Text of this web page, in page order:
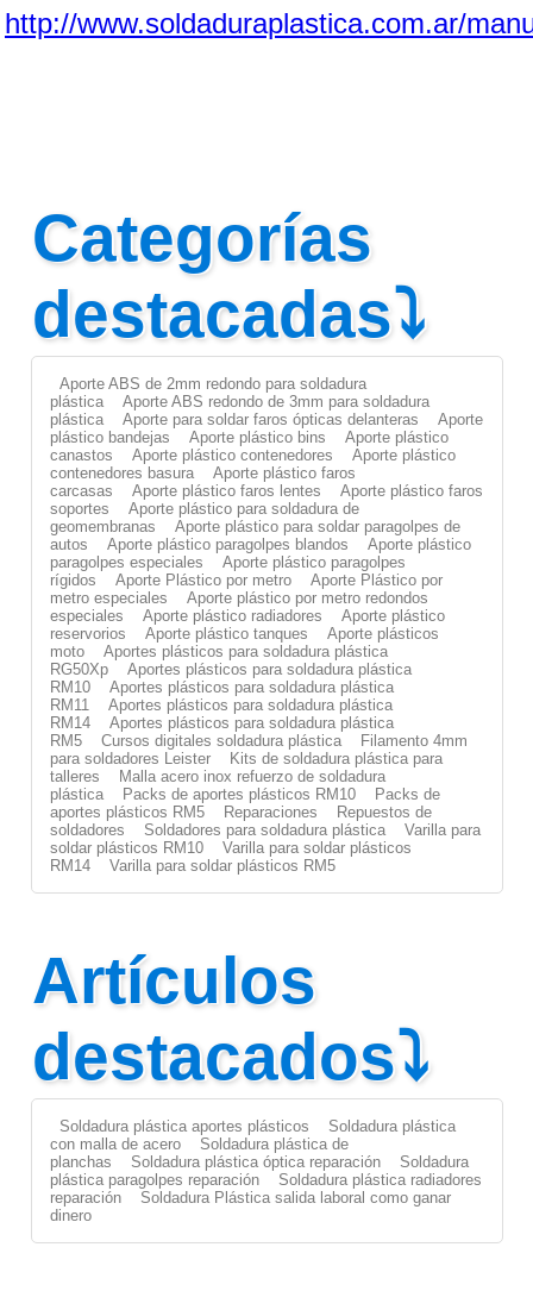
http://www.soldaduraplastica.com.ar/
Categorías
destacadas⤵
Aporte ABS de 2mm redondo para soldadura
plástica
Aporte ABS redondo de 3mm para soldadura
plástica
Aporte para soldar faros ópticas delanteras
Aporte
plástico bandejas
Aporte plástico bins
Aporte plástico
canastos
Aporte plástico contenedores
Aporte plástico
contenedores basura
Aporte plástico faros
carcasas
Aporte plástico faros lentes
Aporte plástico faros
soportes
Aporte plástico para soldadura de
geomembranas
Aporte plástico para soldar paragolpes de
autos
Aporte plástico paragolpes blandos
Aporte plástico
paragolpes especiales
Aporte plástico paragolpes
rígidos
Aporte Plástico por metro
Aporte Plástico por
metro especiales
Aporte plástico por metro redondos
especiales
Aporte plástico radiadores
Aporte plástico
reservorios
Aporte plástico tanques
Aporte plásticos
moto
Aportes plásticos para soldadura plástica
RG50Xp
Aportes plásticos para soldadura plástica
RM10
Aportes plásticos para soldadura plástica
RM11
Aportes plásticos para soldadura plástica
RM14
Aportes plásticos para soldadura plástica
RM5
Cursos digitales soldadura plástica
Filamento 4mm
para soldadores Leister
Kits de soldadura plástica para
talleres
Malla acero inox refuerzo de soldadura
plástica
Packs de aportes plásticos RM10
Packs de
aportes plásticos RM5
Reparaciones
Repuestos de
soldadores
Soldadores para soldadura plástica
Varilla para
soldar plásticos RM10
Varilla para soldar plásticos
RM14
Varilla para soldar plásticos RM5
Artículos
destacados⤵
Soldadura plástica aportes plásticos
Soldadura plástica
con malla de acero
Soldadura plástica de
planchas
Soldadura plástica óptica reparación
Soldadura
plástica paragolpes reparación
Soldadura plástica radiadores
reparación
Soldadura Plástica salida laboral como ganar
dinero